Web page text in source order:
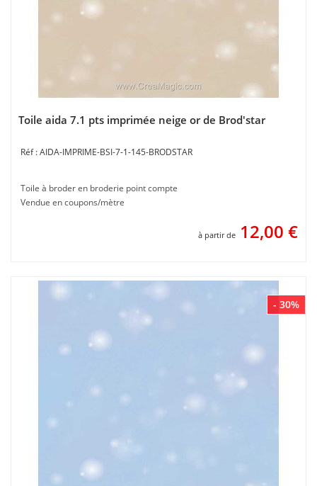
Toile aida 7.1 pts imprimée neige or de Brod'star
AIDA-IMPRIME-BSI-7-1-145-BRODSTAR
Toile à broder en broderie point compte
Vendue en coupons/mètre
à partir de 12,00 €
- 30%